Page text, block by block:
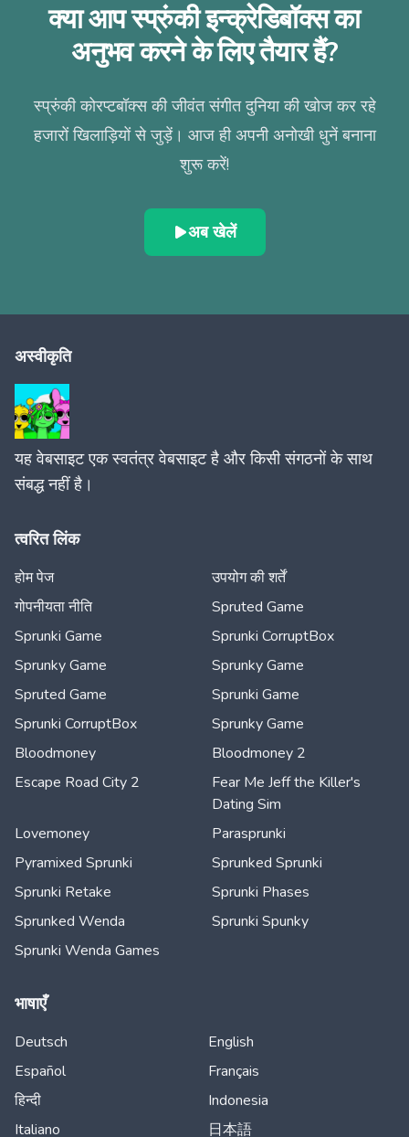
क्या आप स्प्रुंकी इन्क्रेडिबॉक्स का
अनुभव करने के लिए तैयार हैं?
स्प्रुंकी कोरप्टबॉक्स की जीवंत संगीत दुनिया की खोज कर रहे
हजारों खिलाड़ियों से जुड़ें। आज ही अपनी अनोखी धुनें बनाना
शुरू करें!
अब खेलें
अस्वीकृति
यह वेबसाइट एक स्वतंत्र वेबसाइट है और किसी संगठनों के साथ
संबद्ध नहीं है।
त्वरित लिंक
होम पेज
उपयोग की शर्तें
गोपनीयता नीति
Spruted Game
Sprunki Game
Sprunki CorruptBox
Sprunky Game
Sprunky Game
Spruted Game
Sprunki Game
Sprunki CorruptBox
Sprunky Game
Bloodmoney
Bloodmoney 2
Escape Road City 2
Fear Me Jeff the Killer's
Dating Sim
Lovemoney
Parasprunki
Pyramixed Sprunki
Sprunked Sprunki
Sprunki Retake
Sprunki Phases
Sprunked Wenda
Sprunki Spunky
Sprunki Wenda Games
भाषाएँ
Deutsch
English
Español
Français
हिन्दी
Indonesia
Italiano
日本語